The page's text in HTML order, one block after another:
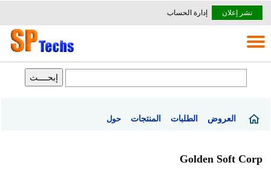
نشر إعلان إدارة الحساب
العروض الطلبات المنتجات حول
Golden Soft Corp